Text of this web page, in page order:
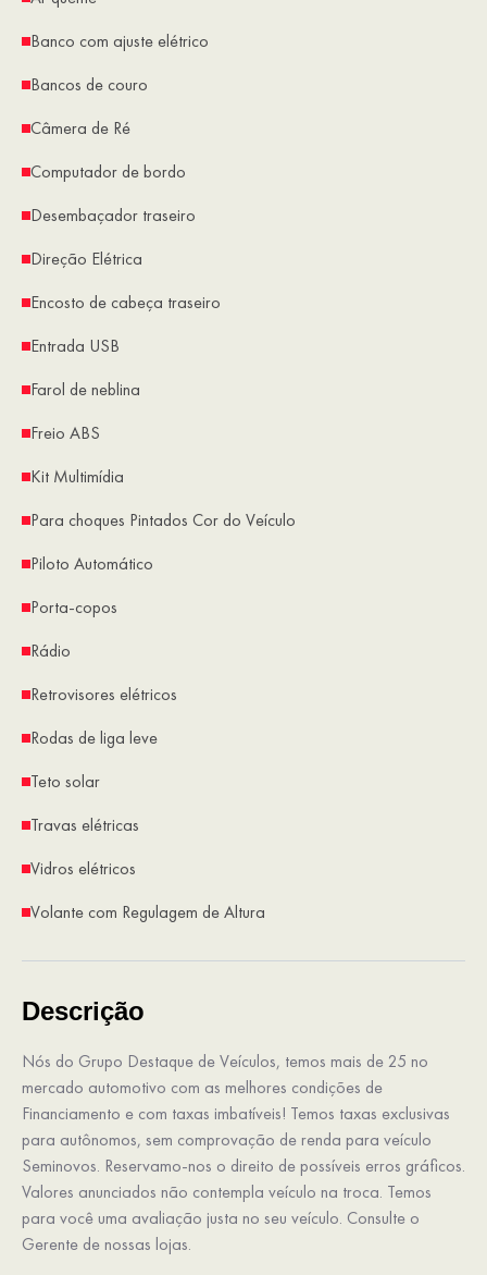
Banco com ajuste elétrico
Bancos de couro
Câmera de Ré
Computador de bordo
Desembaçador traseiro
Direção Elétrica
Encosto de cabeça traseiro
Entrada USB
Farol de neblina
Freio ABS
Kit Multimídia
Para choques Pintados Cor do Veículo
Piloto Automático
Porta-copos
Rádio
Retrovisores elétricos
Rodas de liga leve
Teto solar
Travas elétricas
Vidros elétricos
Volante com Regulagem de Altura
Descrição
Nós do Grupo Destaque de Veículos, temos mais de 25 no
mercado automotivo com as melhores condições de
Financiamento e com taxas imbatíveis! Temos taxas exclusivas
para autônomos, sem comprovação de renda para veículo
Seminovos. Reservamo-nos o direito de possíveis erros gráficos.
Valores anunciados não contempla veículo na troca. Temos
para você uma avaliação justa no seu veículo. Consulte o
Gerente de nossas lojas.